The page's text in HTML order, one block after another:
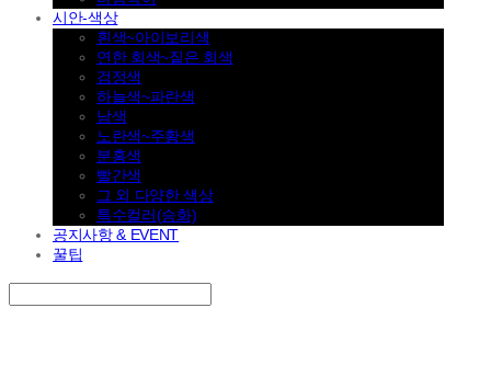
시안-색상
흰색~아이보리색
연한 회색~짙은 회색
검정색
하늘색~파란색
남색
노란색~주황색
분홍색
빨간색
그 외 다양한 색상
특수컬러(승화)
공지사항 & EVENT
꿀팁